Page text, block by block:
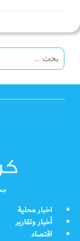
اخبار محلية
أخبار وتقارير
اقتصاد